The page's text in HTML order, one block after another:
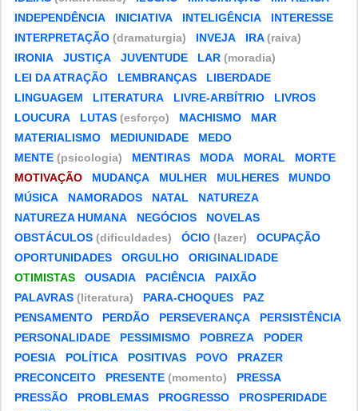
INDEPENDÊNCIA
INICIATIVA INTELIGÊNCIA
INTERESSE
INTERPRETAÇÃO (dramaturgia) INVEJA IRA(raiva)
IRONIA
JUSTIÇA JUVENTUDE LAR (moradia)
LEI DA ATRAÇÃO
LEMBRANÇAS
LIBERDADE
LINGUAGEM
LITERATURA LIVRE-ARBÍTRIO
LIVROS
LOUCURA
LUTAS (esforço) MACHISMO
MAR
MATERIALISMO
MEDIUNIDADE
MEDO
MENTE (psicologia) MENTIRAS MODA MORAL
MORTE
MOTIVAÇÃO
MUDANÇA MULHER MULHERES
MUNDO
MÚSICA
NAMORADOS NATAL
NATUREZA
NATUREZA HUMANA
NEGÓCIOS
NOVELAS
OBSTÁCULOS (dificuldades) ÓCIO (lazer)
OCUPAÇÃO
OPORTUNIDADES
ORGULHO
ORIGINALIDADE
OTIMISTAS
OUSADIA PACIÊNCIA
PAIXÃO
PALAVRAS (literatura) PARA-CHOQUES
PAZ
PENSAMENTO
PERDÃO PERSEVERANÇA
PERSISTÊNCIA
PERSONALIDADE
PESSIMISMO POBREZA
PODER
POESIA
POLÍTICA POSITIVAS POVO
PRAZER
PRECONCEITO
PRESENTE (momento)
PRESSA
PRESSÃO
PROBLEMAS PROGRESSO
PROSPERIDADE